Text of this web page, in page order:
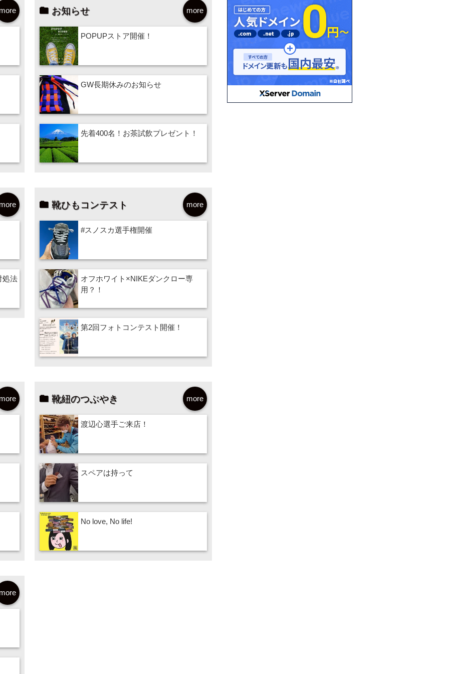
more
お知らせ
POPUPストア開催！
GW長期休みのお知らせ
先着400名！お茶試飲プレゼント！
処法
more
靴ひもコンテスト
#スノスカ選手権開催
オフホワイト×NIKEダンクロー専
用？！
第2回フォトコンテスト開催！
more
靴紐のつぶやき
渡辺心選手ご来店！
スペアは持って
No love, No life!